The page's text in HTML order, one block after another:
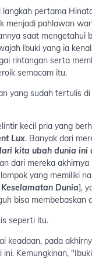
langkah pertama
menjadi pahlawan
saat mengetahui
Ibuki yang ia
rintangan serta
semacam itu.
yang sudah tertulis
kecil pria yang
Lux. Banyak dari
kita ubah dunia ini
dari mereka
yang memiliki
Dunia],
bisa membebaskan
seperti itu.
keadaan, pada
ini. Kemungkinan,